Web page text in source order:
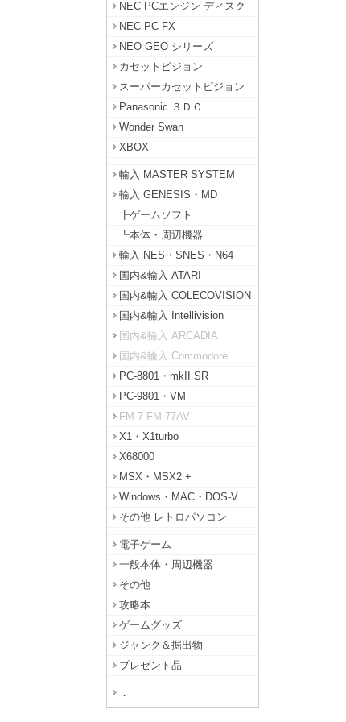
NEC PCエンジン ディスク
NEC PC-FX
NEO GEO シリーズ
カセットビジョン
スーパーカセットビジョン
Panasonic ３ＤＯ
Wonder Swan
XBOX
輸入 MASTER SYSTEM
輸入 GENESIS・MD
┣ゲームソフト
┗本体・周辺機器
輸入 NES・SNES・N64
国内&輸入 ATARI
国内&輸入 COLECOVISION
国内&輸入 Intellivision
国内&輸入 ARCADIA
国内&輸入 Commodore
PC-8801・mkII SR
PC-9801・VM
FM-7 FM-77AV
X1・X1turbo
X68000
MSX・MSX2 +
Windows・MAC・DOS-V
その他 レトロパソコン
電子ゲーム
一般本体・周辺機器
その他
攻略本
ゲームグッズ
ジャンク＆掘出物
プレゼント品
．